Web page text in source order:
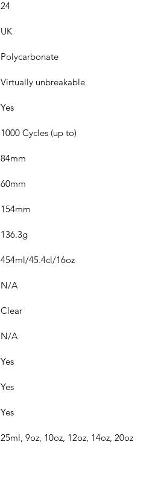
24
UK
Polycarbonate
Virtually unbreakable
Yes
1000 Cycles (up to)
84mm
60mm
154mm
136.3g
454ml/45.4cl/16oz
N/A
Clear
N/A
Yes
Yes
Yes
25ml, 9oz, 10oz, 12oz, 14oz, 20oz